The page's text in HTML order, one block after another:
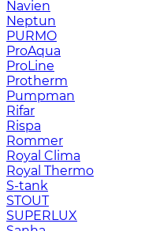
Navien
Neptun
PURMO
ProAqua
ProLine
Protherm
Pumpman
Rifar
Rispa
Rommer
Royal Clima
Royal Thermo
S-tank
STOUT
SUPERLUX